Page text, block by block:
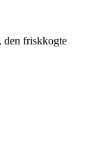
den friskkogte